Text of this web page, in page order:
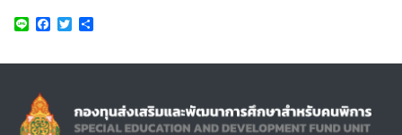
Line Facebook
Twitter
Image